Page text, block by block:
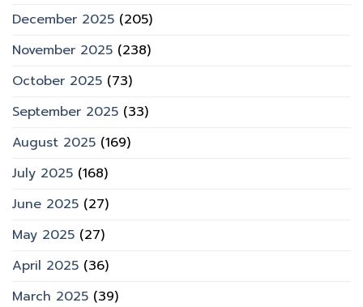
December 2025 (205)
November 2025 (238)
October 2025 (73)
September 2025 (33)
August 2025 (169)
July 2025 (168)
June 2025 (27)
May 2025 (27)
April 2025 (36)
March 2025 (39)